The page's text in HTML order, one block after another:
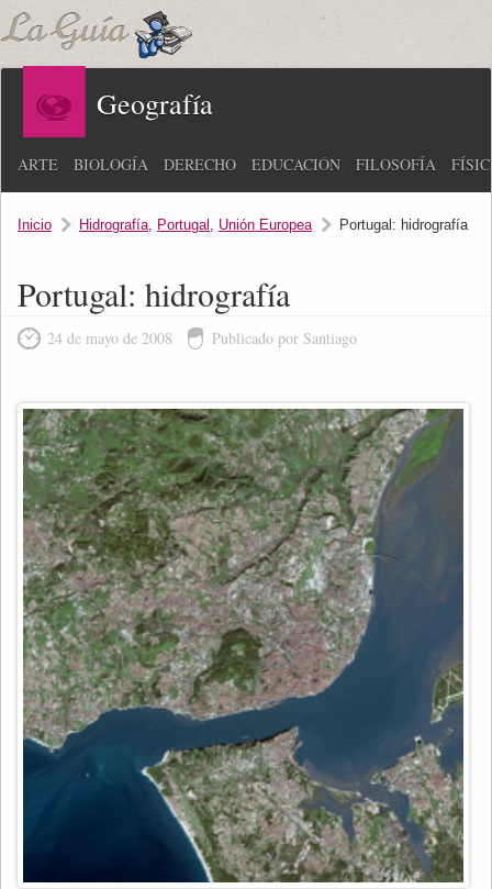
Geografía
ARTE BIOLOGÍA DERECHO EDUCACIÓN FILOSOFÍA
Inicio Hidrografía, Portugal , Unión Europea Portugal: hidrografía
Portugal: hidrografía
24 de mayo de 2008 Publicado por Santiago